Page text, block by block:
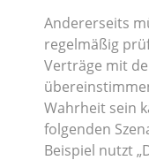
Andererseits
regelmäßig
Verträge mit
Wahrheit sein
folgenden
Beispiel nutzt